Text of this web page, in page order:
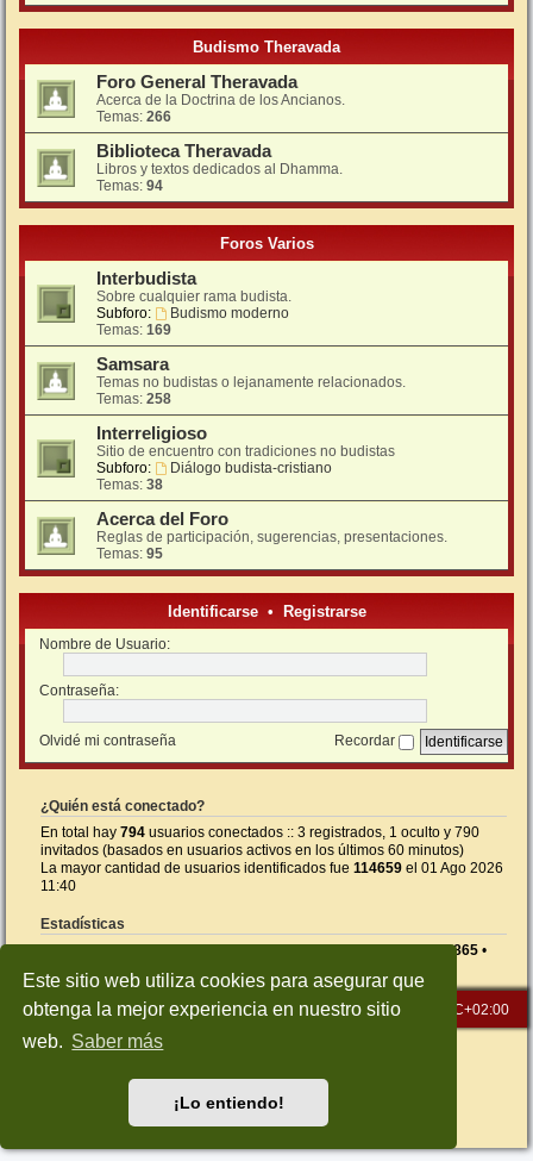
Este sitio web utiliza cookies para asegurar que
obtenga la mejor experiencia en nuestro sitio
web. Saber más
¡Lo entiendo!
Budismo Theravada
Foro General Theravada
Acerca de la Doctrina de los Ancianos.
Temas: 266
Biblioteca Theravada
Libros y textos dedicados al Dhamma.
Temas: 94
Foros Varios
Interbudista
Sobre cualquier rama budista.
Subforo:
Budismo moderno
Temas: 169
Samsara
Temas no budistas o lejanamente relacionados.
Temas: 258
Interreligioso
Sitio de encuentro con tradiciones no budistas
Subforo:
Diálogo budista-cristiano
Temas: 38
Acerca del Foro
Reglas de participación, sugerencias, presentaciones.
Temas: 95
Identificarse• Registrarse
Nombre de Usuario:
Contraseña:
Olvidé mi contraseña Recordar
¿Quién está conectado?
En total hay 794 usuarios conectados :: 3 registrados, 1 oculto y 790
invitados (basados en usuarios activos en los últimos 60 minutos)
La mayor cantidad de usuarios identificados fue 114659 el 01 Ago 2026
11:40
Estadísticas
Mensajes totales26590• Temas totales1414• Usuarios totales865 •
Inicio Índice general Todos los horarios son UTC+02:00
Desarrollado porphpBB